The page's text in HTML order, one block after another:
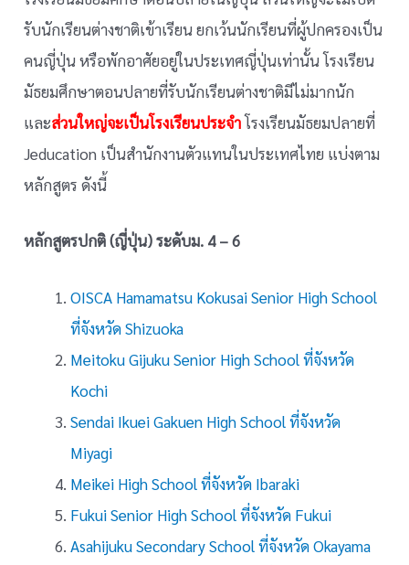
รับนักเรียนต่างชาติเข้าเรียน ยกเว้นนักเรียนที่ผู้ปกครองเป็น
คนญี่ปุ่น หรือพักอาศัยอยู่ในประเทศญี่ปุ่นเท่านั้น โรงเรียน
มัธยมศึกษาตอนปลายที่รับนักเรียนต่างชาติมีไม่มากนัก
และส่วนใหญ่จะเป็นโรงเรียนประจำโรงเรียนมัธยมปลายที่
Jeducation เป็นสำนักงานตัวแทนในประเทศไทย แบ่งตาม
หลักสูตร ดังนี้
หลักสูตรปกติ (ญี่ปุ่น) ระดับม. 4 – 6
OISCA Hamamatsu Kokusai Senior High School
ที่จังหวัด Shizuoka
Meitoku Gijuku Senior High School ที่จังหวัด
Kochi
Sendai Ikuei Gakuen High School ที่จังหวัด
Miyagi
Meikei High School ที่จังหวัด Ibaraki
Fukui Senior High School ที่จังหวัด Fukui
Asahijuku Secondary School ที่จังหวัด Okayama